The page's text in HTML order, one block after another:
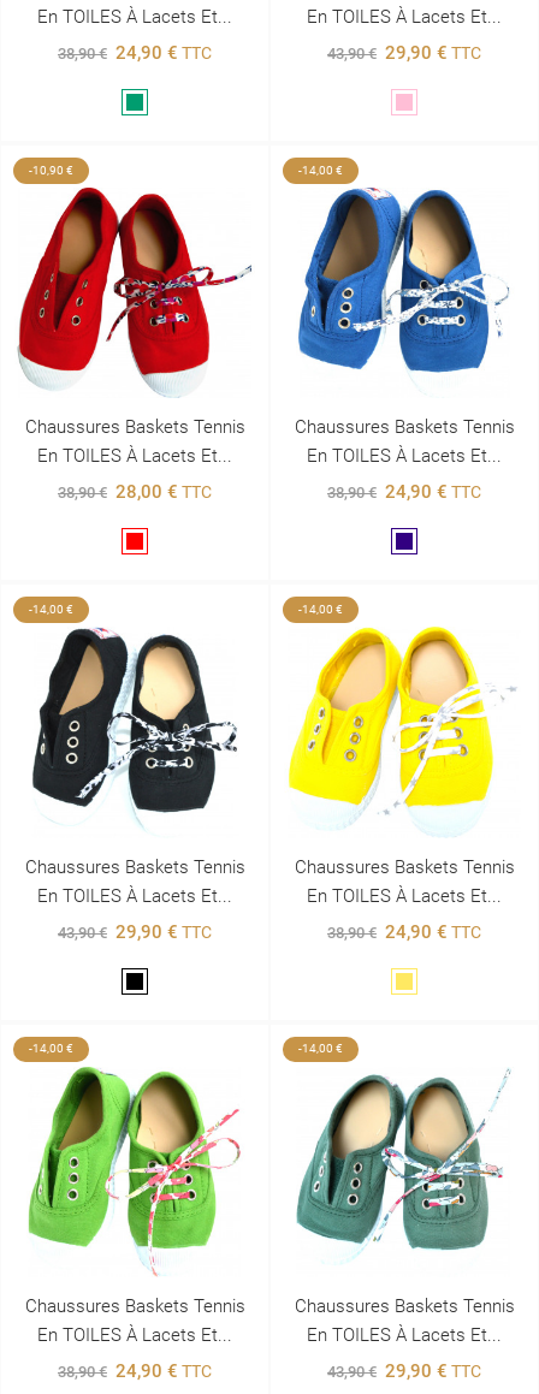
En TOILES À Lacets Et...
38,90 € 24,90 € TTC
En TOILES À Lacets Et...
43,90 € 29,90 € TTC
-10,90 €
Chaussures Baskets Tennis
En TOILES À Lacets Et...
38,90 € 28,00 € TTC
-14,00 €
Chaussures Baskets Tennis
En TOILES À Lacets Et...
38,90 € 24,90 € TTC
-14,00 €
Chaussures Baskets Tennis
En TOILES À Lacets Et...
43,90 € 29,90 € TTC
-14,00 €
Chaussures Baskets Tennis
En TOILES À Lacets Et...
38,90 € 24,90 € TTC
-14,00 €
Chaussures Baskets Tennis
En TOILES À Lacets Et...
38,90 € 24,90 € TTC
-14,00 €
Chaussures Baskets Tennis
En TOILES À Lacets Et...
43,90 € 29,90 € TTC